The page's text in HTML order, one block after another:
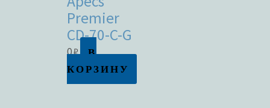
Premier
CD-70-C-G
0₽
В
КОРЗИНУ